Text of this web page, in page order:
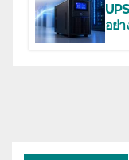
อย่